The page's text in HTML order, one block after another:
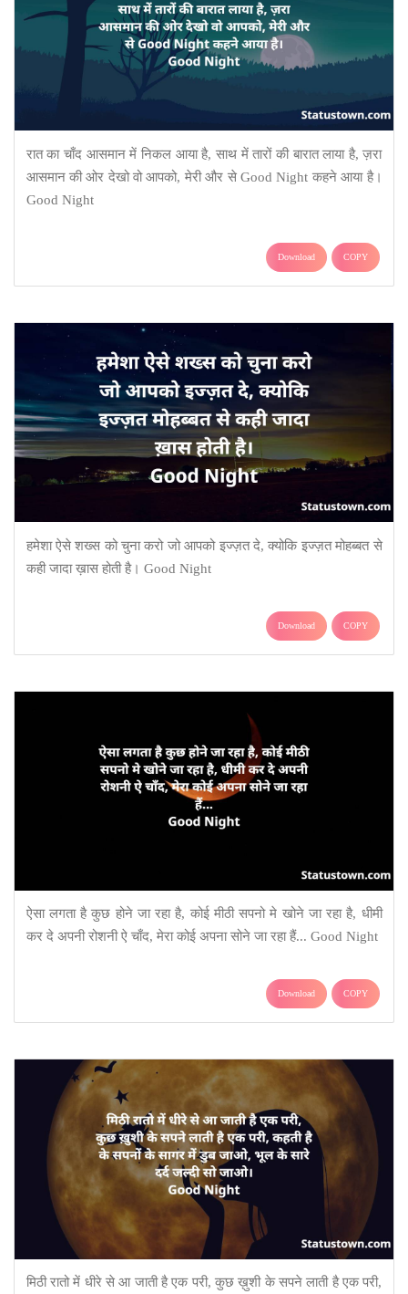
रात का चाँद आसमान में निकल आया है, साथ में तारों की बारात लाया है, ज़रा
आसमान की ओर देखो वो आपको, मेरी और से Good Night कहने आया है।
Good Night
Download COPY
हमेशा ऐसे शख्स को चुना करो जो आपको इज्ज़त दे, क्योकि इज्ज़त मोहब्बत से
कही जादा ख़ास होती है। Good Night
Download COPY
ऐसा लगता है कुछ होने जा रहा है, कोई मीठी सपनो मे खोने जा रहा है, धीमी
कर दे अपनी रोशनी ऐ चाँद, मेरा कोई अपना सोने जा रहा हैं... Good Night
Download COPY
मिठी रातो में धीरे से आ जाती है एक परी, कुछ ख़ुशी के सपने लाती है एक परी,